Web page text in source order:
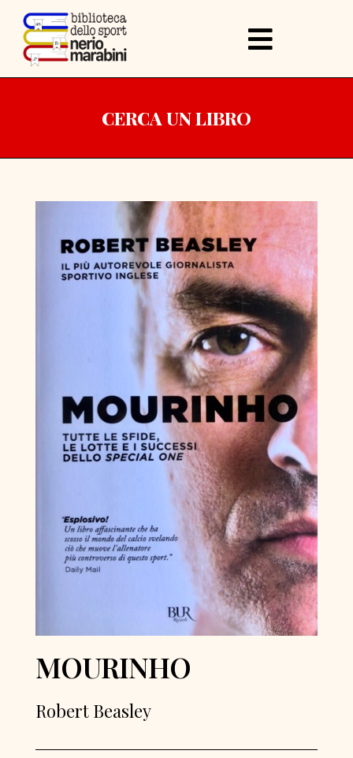
CERCA UN LIBRO
MOURINHO
Robert Beasley